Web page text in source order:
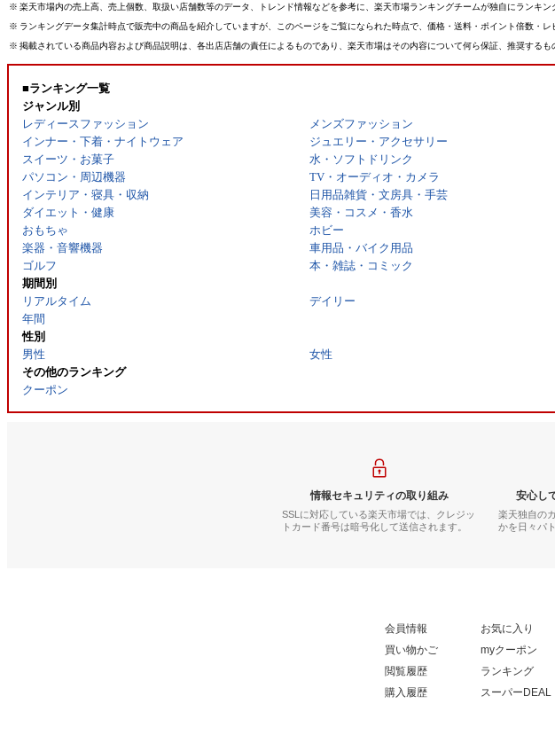
※ 楽天市場内の売上高、売上個数、取扱い店舗数等のデータ、トレンド情報などを参考に、楽天市場ランキングチームが独自にランキ
※ ランキングデータ集計時点で販売中の商品を紹介していますが、このページをご覧になられた時点で、価格・送料・ポイント倍数・
※ 掲載されている商品内容および商品説明は、各出店店舗の責任によるものであり、楽天市場はその内容について何ら保証、推奨するも
■ランキング一覧
ジャンル別
レディースファッション
メンズファッション
インナー・下着・ナイトウェア
ジュエリー・アクセサリー
スイーツ・お菓子
水・ソフトドリンク
パソコン・周辺機器
TV・オーディオ・カメラ
インテリア・寝具・収納
日用品雑貨・文房具・手芸
ダイエット・健康
美容・コスメ・香水
おもちゃ
ホビー
楽器・音響機器
車用品・バイク用品
ゴルフ
本・雑誌・コミック
期間別
リアルタイム
デイリー
年間
性別
男性
女性
その他のランキング
クーポン
情報セキュリティの取り組み
SSLに対応している楽天市場では、クレジッ
トカード番号は暗号化して送信されます。
安心し
楽天独自の
かを日々パ
会員情報
買い物かご
閲覧履歴
購入履歴
お気に入り
myクーポン
ランキング
スーパーDEAL